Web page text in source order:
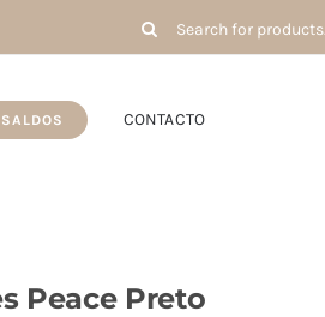
Pesquisar
por:
SALDOS CONTACTO
Peace Preto